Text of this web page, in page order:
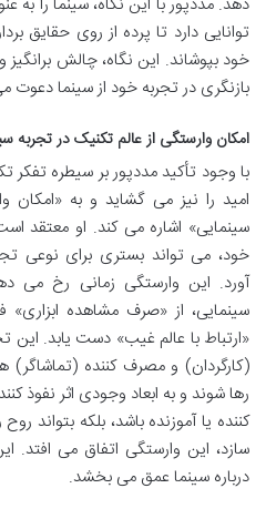
توانایی دارد تا پرده از روی حقایق
خود بپوشاند. این نگاه، چالش برانگیز
بازنگری در تجربه خود از سینما دعوت
امکان وارستگی از عالم تکنیک در تجربه
با وجود تأکید مددپور بر سیطره تفکر
امید را نیز می گشاید و به «امکان
سینمایی» اشاره می کند. او معتقد
خود، می تواند بستری برای نوعی
آورد. این وارستگی زمانی رخ می
سینمایی، از «صرف مشاهده ابزاری»
«ارتباط با عالم غیب» دست یابد. این
(کارگردان) و مصرف کننده (تماشاگر)
رها شوند و به ابعاد وجودی اثر نفوذ
کننده یا آموزنده باشد، بلکه بتواند
سازد، این وارستگی اتفاق می
درباره سینما عمق می بخشد.